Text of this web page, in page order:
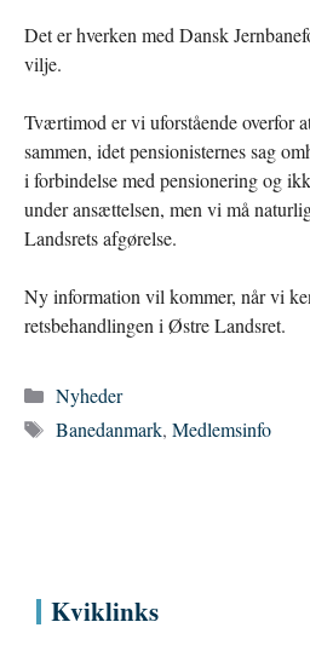
Det er hverken med Dansk
vilje.
Tværtimod er vi uforstående overfor
sammen, idet pensionisternes sag
i forbindelse med pensionering og
under ansættelsen, men vi må
Landsrets afgørelse.
Ny information vil kommer, når vi
retsbehandlingen i Østre Landsret.
Kategorier
Nyheder
Tags
Banedanmark, Medlemsinfo
Kviklinks